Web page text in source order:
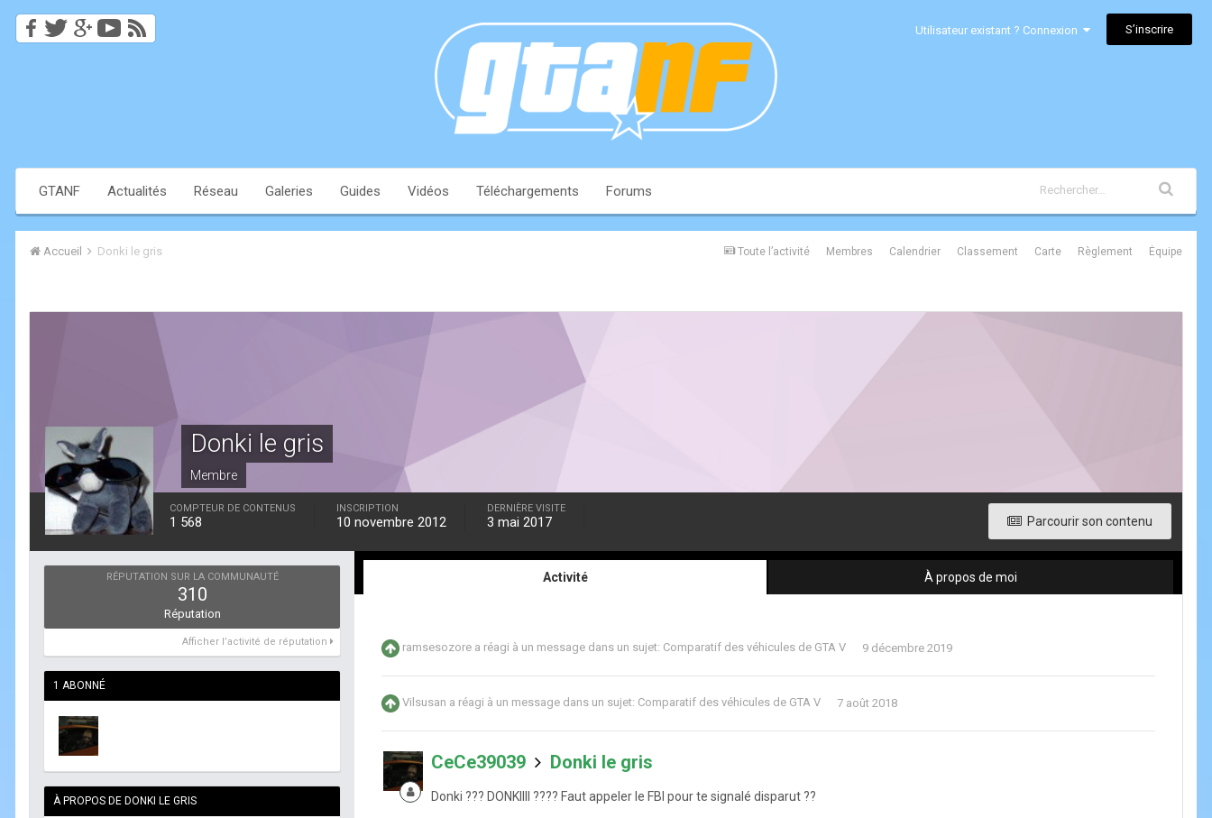
Utilisateur existant ? Connexion S’inscrire
GTANF Actualités Réseau Galeries Guides Vidéos Téléchargements Forums
Toute l’activité Membres Calendrier Classement Carte Règlement Équipe
Accueil Donki le gris
Donki le gris
Membre
Parcourir son contenu
COMPTEUR DE CONTENUS
1 568
INSCRIPTION
10 novembre 2012
DERNIÈRE VISITE
3 mai 2017
RÉPUTATION SUR LA COMMUNAUTÉ
310
Réputation
Afficher l’activité de réputation
1 ABONNÉ
À PROPOS DE DONKI LE GRIS
Activité À propos de moi
ramsesozore a réagi à un message dans un sujet: Comparatif des véhicules de GTA V 9 décembre 2019
Vilsusan a réagi à un message dans un sujet: Comparatif des véhicules de GTA V 7 août 2018
CeCe39039 Donki le gris
Donki ??? DONKIIII ???? Faut appeler le FBI pour te signalé disparut ??